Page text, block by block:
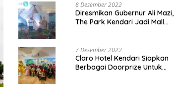
8 Desember 2022
Diresmikan Gubernur Ali Mazi,
The Park Kendari Jadi Mall
7 Desember 2022
Claro Hotel Kendari Siapkan
Berbagai Doorprize Untuk